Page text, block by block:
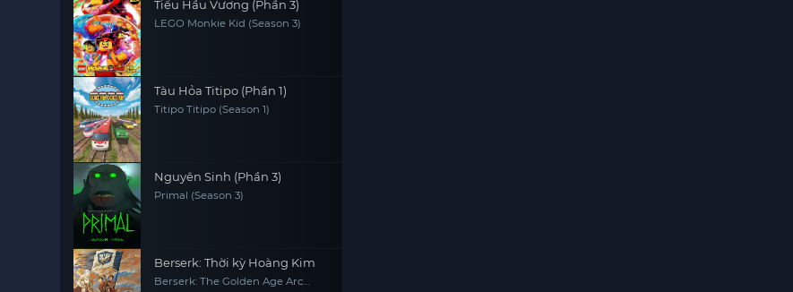
Tiểu Hầu Vương (Phần 3)
LEGO Monkie Kid (Season 3)
Tàu Hỏa Titipo (Phần 1)
Titipo Titipo (Season 1)
Nguyên Sinh (Phần 3)
Primal (Season 3)
Berserk: Thời kỳ Hoàng Kim
Berserk: The Golden Age Arc